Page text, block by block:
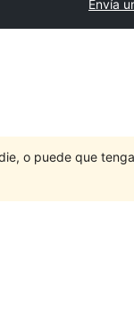
Envía
o puede que